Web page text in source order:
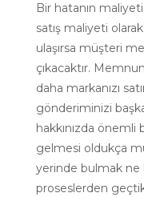
Bir hatanın
satış maliyeti
ulaşırsa müşteri
çıkacaktır.
daha markanızı
gönderiminizi
hakkınızda önemli
gelmesi oldukça
yerinde bulmak ne
proseslerden